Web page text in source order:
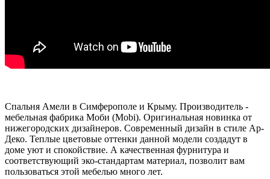
Спальня Амели в Симферополе и Крыму. Производитель -
мебельная фабрика Моби (Mobi). Оригинальная новинка от
нижегородских дизайнеров. Современный дизайн в стиле Ар-
Деко. Теплые цветовые оттенки данной модели создадут в
доме уют и спокойствие. А качественная фурнитура и
соответствующий эко-стандартам материал, позволит вам
пользоваться этой мебелью много лет.